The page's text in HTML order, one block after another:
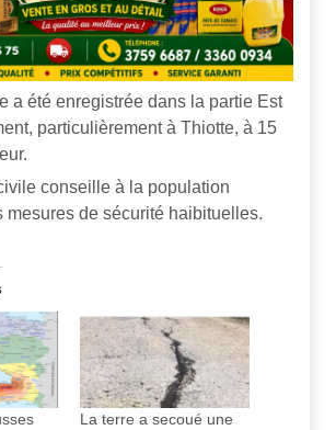
a été enregistrée dans la partie Est
particulièrement à Thiotte, à 15
conseille à la population
mesures de sécurité haibituelles.
La terre a secoué une